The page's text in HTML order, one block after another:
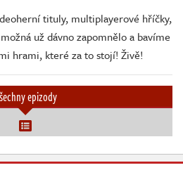
tituly, multiplayerové hříčky,
už dávno zapomnělo a bavíme
hrami, které za to stojí! Živě!
epizody